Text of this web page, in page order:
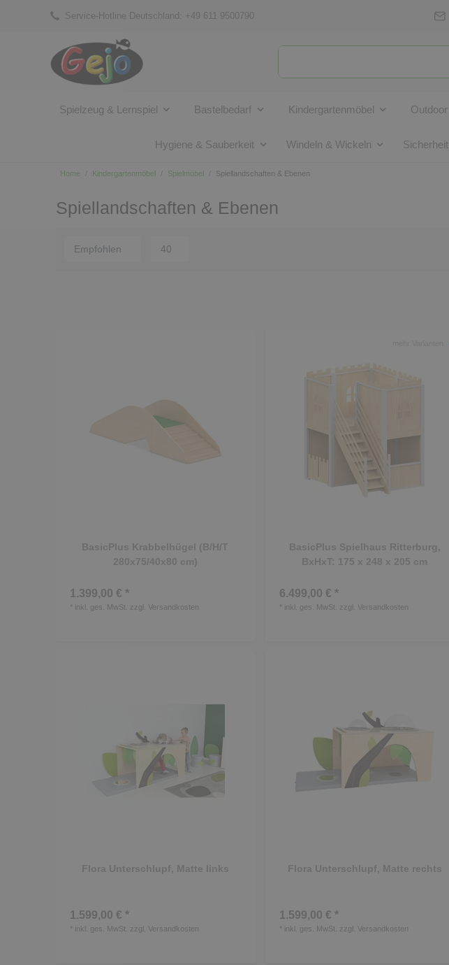
Service-Hotline Deutschland: +49 611 9500790
Spielzeug & Lernspiel Bastelbedarf Kindergartenmöbel Outdoor
Hygiene & Sauberkeit Windeln & Wickeln Sicherheit
Home Kindergartenmöbel Spielmöbel Spiellandschaften & Ebenen
Spiellandschaften & Ebenen
BasicPlus Krabbelhügel (B/H/T
280x75/40x80 cm)
1.399,00 € *
* inkl. ges. MwSt. zzgl. Versandkosten
BasicPlus Spielhaus Ritterburg,
BxHxT: 175 x 248 x 205 cm
6.499,00 € *
* inkl. ges. MwSt. zzgl. Versandkosten
Flora Unterschlupf, Matte links
1.599,00 € *
* inkl. ges. MwSt. zzgl. Versandkosten
Flora Unterschlupf, Matte rechts
1.599,00 € *
* inkl. ges. MwSt. zzgl. Versandkosten